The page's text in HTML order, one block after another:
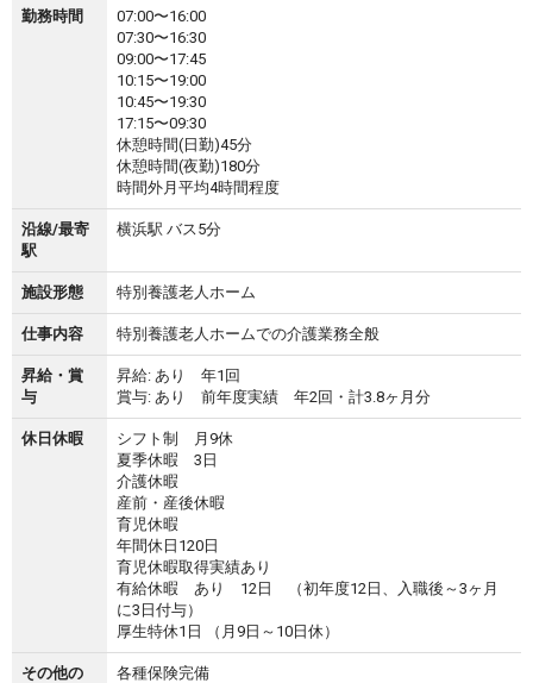
勤務時間
07:00〜16:00
07:30〜16:30
09:00〜17:45
10:15〜19:00
10:45〜19:30
17:15〜09:30
休憩時間(日勤)45分
休憩時間(夜勤)180分
時間外月平均4時間程度
沿線/最寄
駅
横浜駅 バス5分
施設形態 特別養護老人ホーム
仕事内容 特別養護老人ホームでの介護業務全般
昇給・賞
与
昇給: あり 年1回
賞与: あり 前年度実績 年2回・計3.8ヶ月分
休日休暇
シフト制 月9休
夏季休暇 3日
介護休暇
産前・産後休暇
育児休暇
年間休日120日
育児休暇取得実績あり
有給休暇 あり 12日 （初年度12日、入職後～3ヶ月
に3日付与）
厚生特休1日 （月9日～10日休）
その他の
各種保険完備